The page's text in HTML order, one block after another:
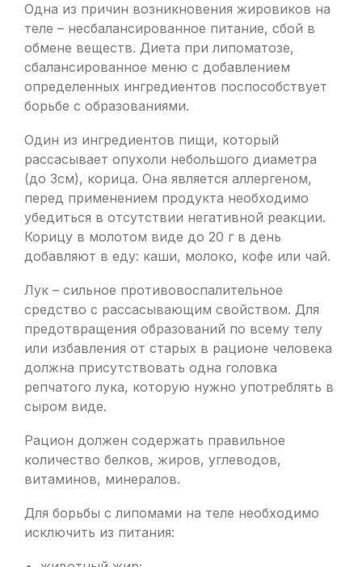
Одна из причин возникновения жировиков на
теле – несбалансированное питание, сбой в
обмене веществ. Диета при липоматозе,
сбалансированное меню с добавлением
определенных ингредиентов поспособствует
борьбе с образованиями.
Один из ингредиентов пищи, который
рассасывает опухоли небольшого диаметра
(до 3см), корица. Она является аллергеном,
перед применением продукта необходимо
убедиться в отсутствии негативной реакции.
Корицу в молотом виде до 20 г в день
добавляют в еду: каши, молоко, кофе или чай.
Лук – сильное противовоспалительное
средство с рассасывающим свойством. Для
предотвращения образований по всему телу
или избавления от старых в рационе человека
должна присутствовать одна головка
репчатого лука, которую нужно употреблять в
сыром виде.
Рацион должен содержать правильное
количество белков, жиров, углеводов,
витаминов, минералов.
Для борьбы с липомами на теле необходимо
исключить из питания: